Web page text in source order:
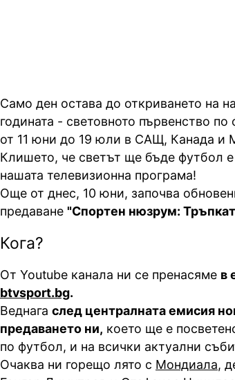
Само ден остава до откриването на
годината - световното първенство
от 11 юни до 19 юли в САЩ, Канада и
Клишето, че светът ще бъде футбол
нашата телевизионна програма!
Още от днес, 10 юни, започва
предаване "Спортен нюзрум:
Кога?
От Youtube канала ни се пренасяме в
btvsport.bg.
Веднага след централната емисия
предаването ни, което ще е
по футбол, и на всички актуални
Очаква ни горещо лято с Мондиала,